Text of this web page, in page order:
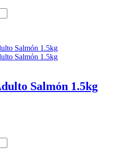
Salmón 1.5kg